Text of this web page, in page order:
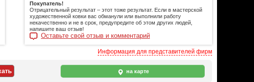
Покупатель!
Отрицательный результат – этот тоже результат. Если в мастерской
художественной ковки вас обманули или выполнили работу
некачественно и не в срок, предупредите об этом других людей,
напишите ваш отзыв!
Оставьте свой отзыв и комментарий
Информация для представителей фирм
на карте